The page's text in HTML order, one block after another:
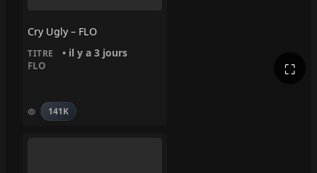
⛶
Cry Ugly – FLO
TITRE • il y a 3 jours
FLO
141K